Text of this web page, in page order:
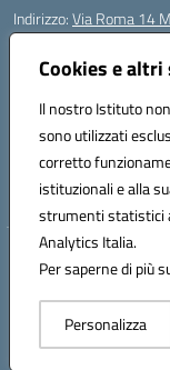
Cookies e
Il nostro Istituto
sono utilizzati
corretto
istituzionali e alla
strumenti statistici
Analytics Italia.
Per saperne di più
Personalizza
Indirizzo:Via Roma 14
Centralino:
Posta elettronica
Codice fiscale:
Codice meccanografico:
Codice Indice delle
Codice unico di